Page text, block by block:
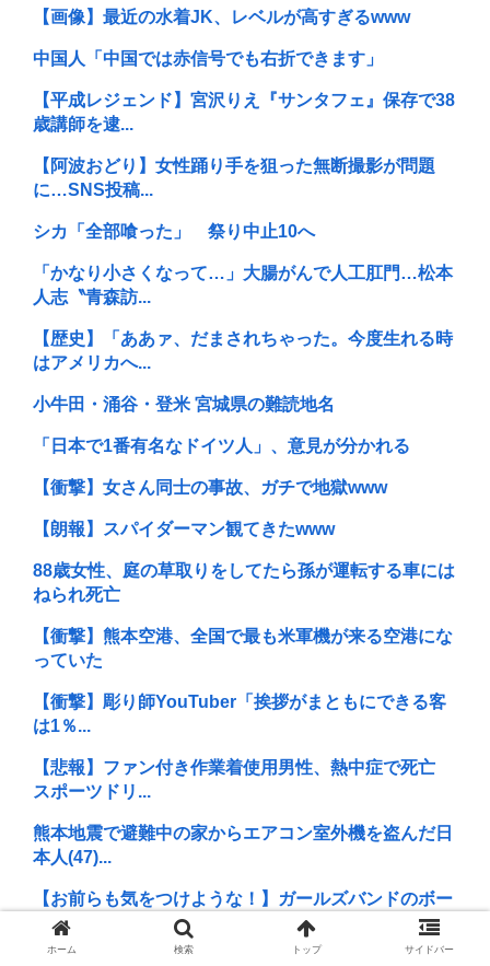
【画像】最近の水着JK、レベルが高すぎるwww
中国人「中国では赤信号でも右折できます」
【平成レジェンド】宮沢りえ『サンタフェ』保存で38
歳講師を逮...
【阿波おどり】女性踊り手を狙った無断撮影が問題
に…SNS投稿...
シカ「全部喰った」 祭り中止10へ
「かなり小さくなって…」大腸がんで人工肛門…松本
人志〝青森訪...
【歴史】「ああァ、だまされちゃった。今度生れる時
はアメリカへ...
小牛田・涌谷・登米 宮城県の難読地名
「日本で1番有名なドイツ人」、意見が分かれる
【衝撃】女さん同士の事故、ガチで地獄www
【朗報】スパイダーマン観てきたwww
88歳女性、庭の草取りをしてたら孫が運転する車には
ねられ死亡
【衝撃】熊本空港、全国で最も米軍機が来る空港にな
っていた
【衝撃】彫り師YouTuber「挨拶がまともにできる客
は1％...
【悲報】ファン付き作業着使用男性、熱中症で死亡
スポーツドリ...
熊本地震で避難中の家からエアコン室外機を盗んだ日
本人(47)...
【お前らも気をつけような！】ガールズバンドのボー
カルさん、客...
ホーム 検索 トップ サイドバー